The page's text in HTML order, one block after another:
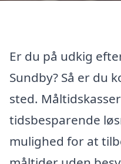
Er du på udkig
Sundby? Så er du
sted.
tidsbesparende
mulighed for at